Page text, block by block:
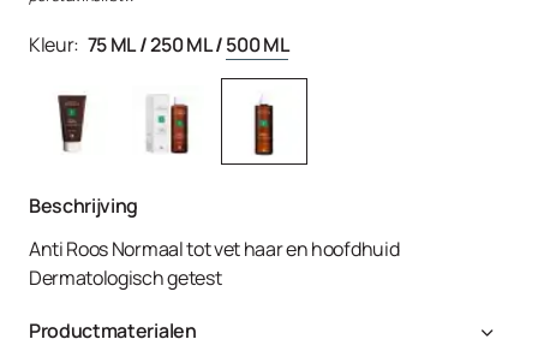
Kleur: 75 ML/250 ML/500 ML
Beschrijving
Anti Roos Normaal tot vet haar en hoofdhuid
Dermatologisch getest
Productmaterialen